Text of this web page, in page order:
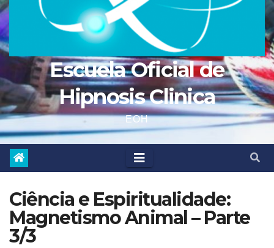
Escuela Oficial de
Hipnosis Clinica
EOH
Ciência e Espiritualidade:
Magnetismo Animal – Parte
3/3